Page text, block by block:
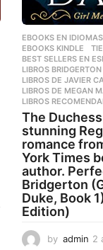
EBOOKS EN
EBOOKS KINDLE
,
BEST SELLERS EN
LIBROS BRIDGERTON
LIBROS DE JAVIER
LIBROS DE MEGAN
LIBROS
The
stunning
romance
York Times
author.
Bridgerton
Duke, Book
Edition)
by admin 2